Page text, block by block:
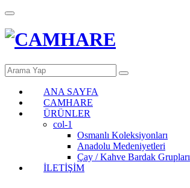
ANA SAYFA
CAMHARE
ÜRÜNLER
col-1
Osmanlı Koleksiyonları
Anadolu Medeniyetleri
Çay / Kahve Bardak Grupları
İLETİŞİM